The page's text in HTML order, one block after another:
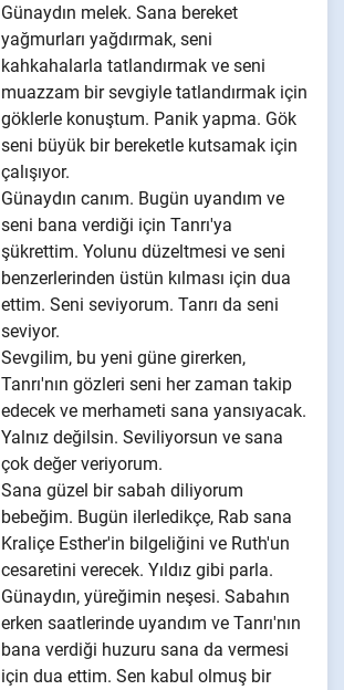
Günaydın melek. Sana bereket
yağmurları yağdırmak, seni
kahkahalarla tatlandırmak ve seni
muazzam bir sevgiyle tatlandırmak için
göklerle konuştum. Panik yapma. Gök
seni büyük bir bereketle kutsamak için
çalışıyor.
Günaydın canım. Bugün uyandım ve
seni bana verdiği için Tanrı'ya
şükrettim. Yolunu düzeltmesi ve seni
benzerlerinden üstün kılması için dua
ettim. Seni seviyorum. Tanrı da seni
seviyor.
Sevgilim, bu yeni güne girerken,
Tanrı'nın gözleri seni her zaman takip
edecek ve merhameti sana yansıyacak.
Yalnız değilsin. Seviliyorsun ve sana
çok değer veriyorum.
Sana güzel bir sabah diliyorum
bebeğim. Bugün ilerledikçe, Rab sana
Kraliçe Esther'in bilgeliğini ve Ruth'un
cesaretini verecek. Yıldız gibi parla.
Günaydın, yüreğimin neşesi. Sabahın
erken saatlerinde uyandım ve Tanrı'nın
bana verdiği huzuru sana da vermesi
için dua ettim. Sen kabul olmuş bir